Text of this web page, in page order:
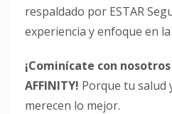
respaldado por ESTAR
experiencia y enfoque en la
¡Cominícate con
AFFINITY! Porque tu salud
merecen lo mejor.